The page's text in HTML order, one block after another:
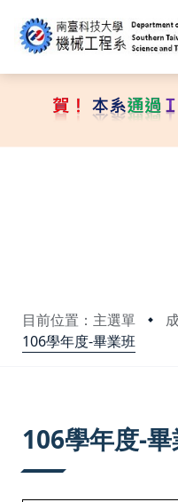
目前位置：主選單
106學年度-畢業班
:::
106學年度-